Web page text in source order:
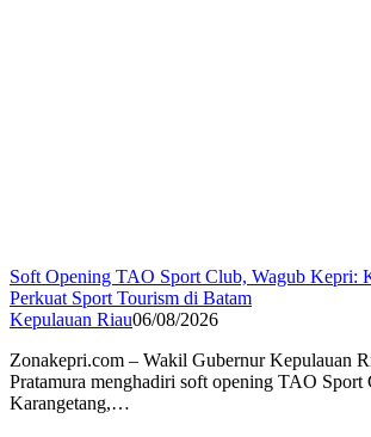
Soft Opening TAO Sport Club, Wagub Kepri:
Perkuat Sport Tourism di Batam
Kepulauan Riau06/08/2026
Zonakepri.com – Wakil Gubernur Kepulauan
Pratamura menghadiri soft opening TAO Sport
Karangetang,…